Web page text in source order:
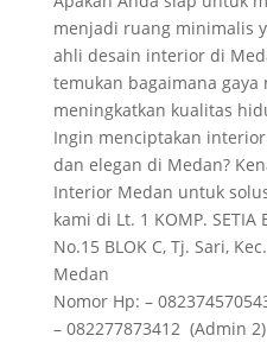
menjadi ruang minimalis
ahli desain interior di
temukan bagaimana
meningkatkan kualitas
Ingin menciptakan
dan elegan di Medan?
Interior Medan untuk
kami di Lt. 1 KOMP. SETIA
No.15 BLOK C, Tj. Sari,
Medan
Nomor Hp: –
– 082277873412 (Admin 2)